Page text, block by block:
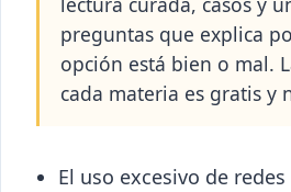
preguntas que explica
opción está bien o mal.
cada materia es gratis y
El uso excesivo de